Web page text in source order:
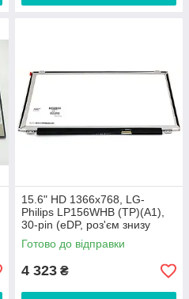
15.6" HD 1366x768, LG-
Philips LP156WHB (TP)(A1),
30-pin (eDP, роз'єм знизу
праворуч), глянсовий, slim
Готово до відправки
4 323 ₴